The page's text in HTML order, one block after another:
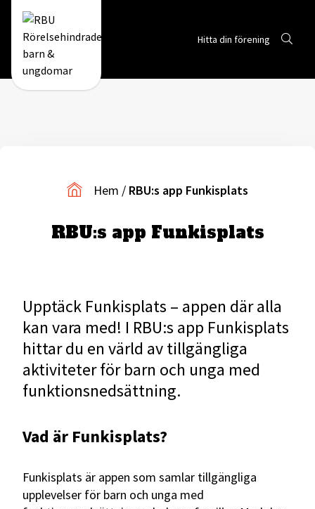
Gå till RBUs startsida
Hitta din förening
Hem / RBU:s app Funkisplats
RBU:s app Funkisplats
Upptäck Funkisplats – appen där alla
kan vara med! I RBU:s app Funkisplats
hittar du en värld av tillgängliga
aktiviteter för barn och unga med
funktionsnedsättning.
Vad är Funkisplats?
Funkisplats är appen som samlar tillgängliga
upplevelser för barn och unga med